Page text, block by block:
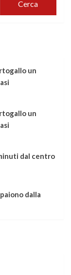
Cerca
un
un
dal centro
dalla